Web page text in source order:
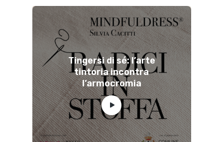
Tingersi di sé: l’arte
tintoria incontra
l’armocromia